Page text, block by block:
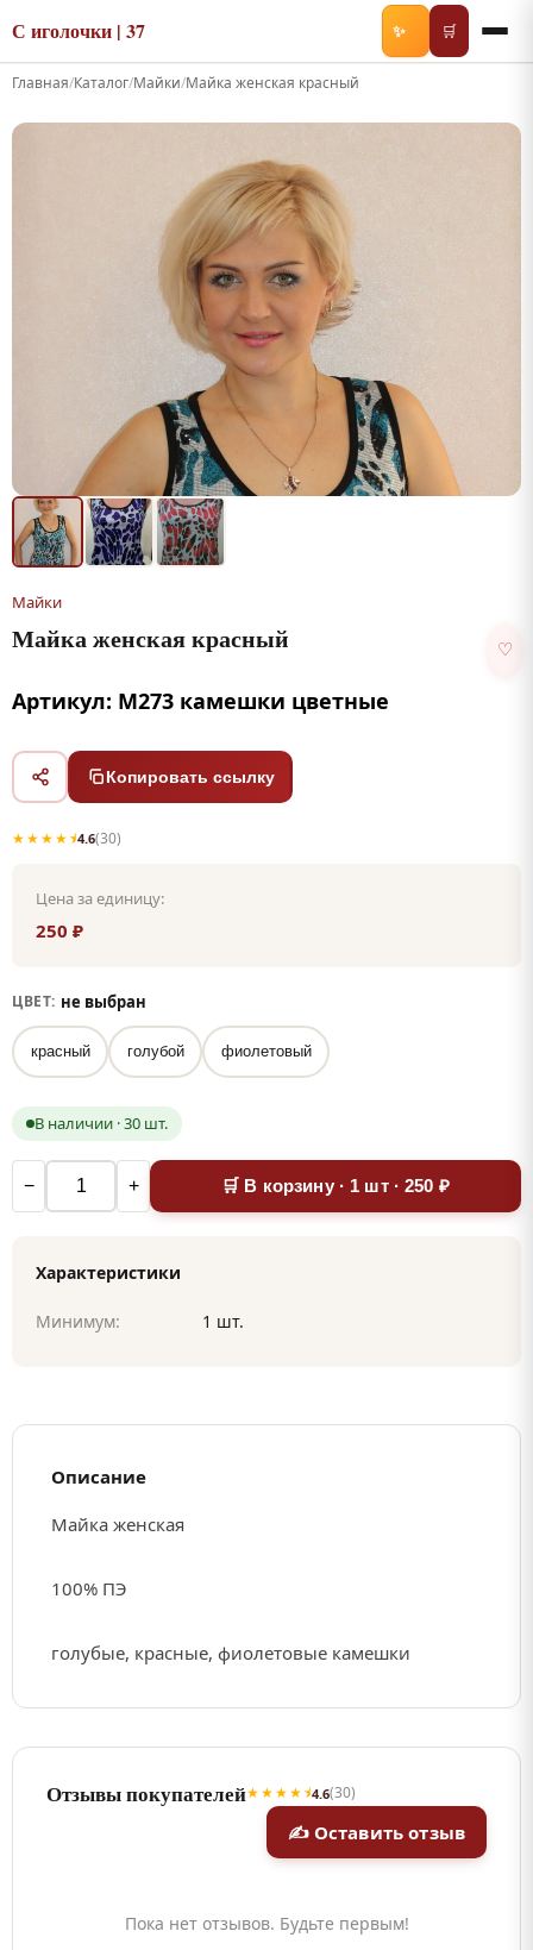
С иголочки | 37 ✨ 🛒
Главная/Каталог/Майки/Майка женская красный
Майки
Майка женская красный ♡
Артикул: М273 камешки цветные
Копировать ссылку
★★★★⯨4.6(30)
Цена за единицу:
250 ₽
ЦВЕТ: не выбран
красный голубой фиолетовый
В наличии · 30 шт.
− + 🛒 В корзину · 1 шт · 250 ₽
Характеристики
Минимум: 1 шт.
Описание
Майка женская
100% ПЭ
голубые, красные, фиолетовые камешки
Отзывы покупателей★★★★⯨4.6(30)
✍ Оставить отзыв
Пока нет отзывов. Будьте первым!